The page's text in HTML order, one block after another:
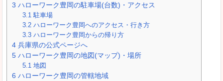
3 ハローワーク豊岡の駐車場(台数)・アクセス
3.1 駐車場
3.2 ハローワーク豊岡へのアクセス・行き方
3.3 ハローワーク豊岡からの帰り方
4 兵庫県の公式ページへ
5 ハローワーク豊岡の地図(マップ)・場所
5.1 地図
6 ハローワーク豊岡の管轄地域